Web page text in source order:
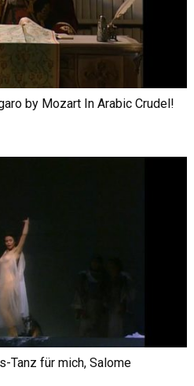
by Mozart In Arabic Crudel!
Tanz für mich, Salome